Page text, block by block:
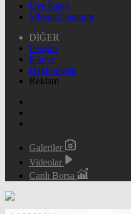
Üye Kayıt
Şifremi Unuttum
DİĞER
İletişim
Künye
Hakkımızda
Reklam
Galeriler
Videolar
Canlı Borsa